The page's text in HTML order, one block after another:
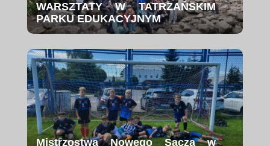
WARSZTATY W TATRZAŃSKIM
PARKU EDUKACYJNYM
Mistrzostwa Nowego Sącza w